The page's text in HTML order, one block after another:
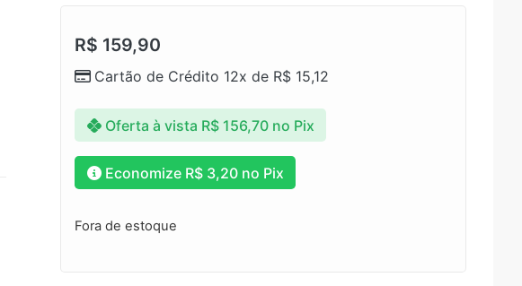
R$ 159,90
Cartão de Crédito 12x de R$15,12
Oferta à vista R$156,70 no Pix
Economize R$3,20no Pix
Fora de estoque